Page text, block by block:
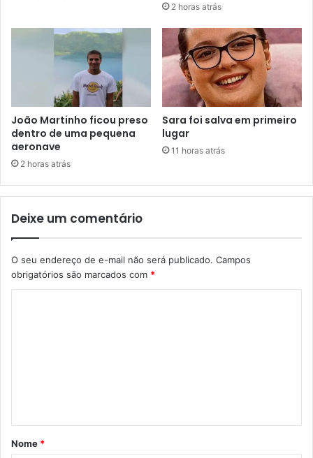
2 horas atrás
João Martinho ficou preso
dentro de uma pequena
aeronave
2 horas atrás
Sara foi salva em primeiro
lugar
11 horas atrás
Deixe um comentário
O seu endereço de e-mail não será publicado. Campos
obrigatórios são marcados com *
á
r
Nome *